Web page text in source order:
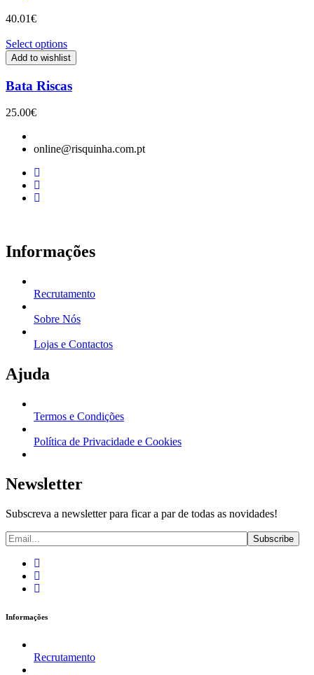
40.01€
Select options
Add to wishlist
Bata Riscas
25.00€
online@risquinha.com.pt
Informações
Recrutamento
Sobre Nós
Lojas e Contactos
Ajuda
Termos e Condições
Política de Privacidade e Cookies
Newsletter
Subscreva a newsletter para ficar a par de todas as novidades!
Informações
Recrutamento